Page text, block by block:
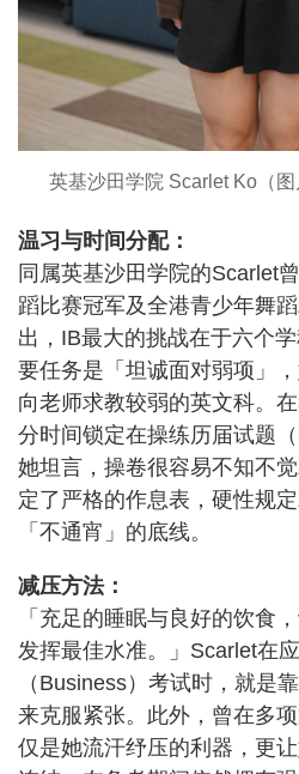
英基沙田学院 Scarlet Ko（图
温习与时间分配：
同属英基沙田学院的Scarlet
蹈比赛冠军及全港青少年舞
出，IB最大的挑战在于六个
要任务是「坦诚面对弱项」
向老师求教较弱的英文科。
分时间锁定在操练历届试题
她坦言，操卷很容易不知不
定了严格的作息表，硬性规
「不通宵」的底线。
减压方法：
「充足的睡眠与良好的饮食
发挥最佳水准。」Scarlet在
（Business）考试时，就是
来克服紧张。此外，曾在多
仅是她流汗纾压的利器，更